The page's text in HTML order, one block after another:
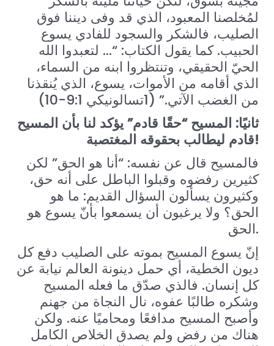
لمُخلصنا المعبود، الذي قد وفى ديننا فوق
الصليب، فالشكر والسجود للفادي يسوع
الحبيب. كما يقول الكتاب: “… لتعبدوا الله
الحيّ الحقيقي، وتنتظروا ابنه من السماء،
الذي أقامه من الأموات، يسوع، الذي يُنقذنا
من الغضب الآتي.” (1تسالونيكي 9:1-10)
ثانيًا: المسيح “حقًا قادم” يؤكد لنا بأن المسيح
قادم ليطالب بحقوقه المغتصبة!
فالمسيح قال عن نفسه: “أنا هو الحق” لكن
كثيرين رفضوه وقبلوا الباطل على أنه حق،
وكثيرون يسألون السؤال القديم: ما هو
الحق؟ ولا يرغبون أن يسمعوا بأنّ يسوع هو
الحق.
إنّ يسوع المسيح بموته على الصليب دفع كل
ديون الخطية، أي حمل دينونة العالم نيابة عن
كل إنسان. فالذي صدّق ما فعله المسيح
وشكره طالبًا عفوه، نال النجاة من جهنم
وأصبح المسيح مدافعًا ومحاميًا عنه. ولكن
هناك من رفض ولم يصدق الخلاص الكامل